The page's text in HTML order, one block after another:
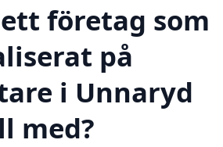
företag som
på
i Unnaryd
med?